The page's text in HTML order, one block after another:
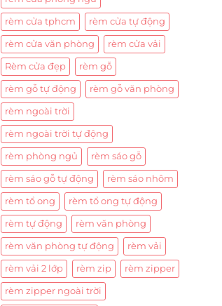
rèm cửa tphcm rèm cửa tự động
rèm cửa văn phòng rèm cửa vải
Rèm cửa đẹp rèm gỗ
rèm gỗ tự động rèm gỗ văn phòng
rèm ngoài trời
rèm ngoài trời tự động
rèm phòng ngủ rèm sáo gỗ
rèm sáo gỗ tự động rèm sáo nhôm
rèm tổ ong rèm tổ ong tự động
rèm tự động rèm văn phòng
rèm văn phòng tự động rèm vải
rèm vải 2 lớp rèm zip rèm zipper
rèm zipper ngoài trời